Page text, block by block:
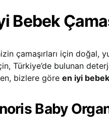
Bebek
çamaşırları için doğal,
Türkiye’de bulunan
bizlere göre en iyi
Baby